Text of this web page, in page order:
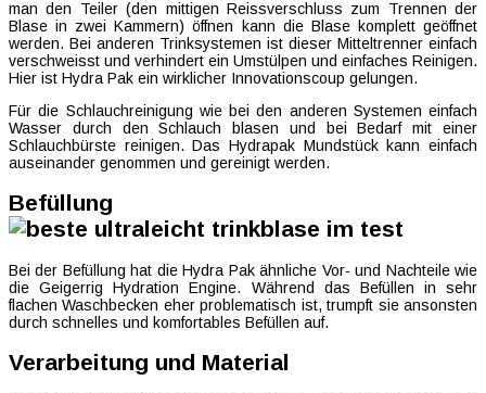
man den Teiler (den mittigen Reissverschluss zum Trennen der
Blase in zwei Kammern) öffnen kann die Blase komplett geöffnet
werden. Bei anderen Trinksystemen ist dieser Mitteltrenner einfach
verschweisst und verhindert ein Umstülpen und einfaches Reinigen.
Hier ist Hydra Pak ein wirklicher Innovationscoup gelungen.
Für die Schlauchreinigung wie bei den anderen Systemen einfach
Wasser durch den Schlauch blasen und bei Bedarf mit einer
Schlauchbürste reinigen. Das Hydrapak Mundstück kann einfach
auseinander genommen und gereinigt werden.
Befüllung
Bei der Befüllung hat die Hydra Pak ähnliche Vor- und Nachteile wie
die Geigerrig Hydration Engine. Während das Befüllen in sehr
flachen Waschbecken eher problematisch ist, trumpft sie ansonsten
durch schnelles und komfortables Befüllen auf.
Verarbeitung und Material